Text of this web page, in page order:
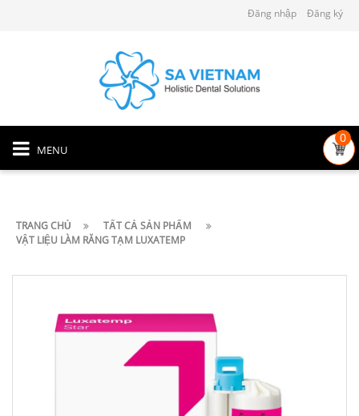
Đăng nhập Đăng ký
MENU
0
TRANG CHỦ
TẤT CẢ SẢN PHẨM
VẬT LIỆU LÀM RĂNG TẠM LUXATEMP